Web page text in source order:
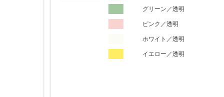
グリーン／透明
ホワイト／透明
イエロー／透明